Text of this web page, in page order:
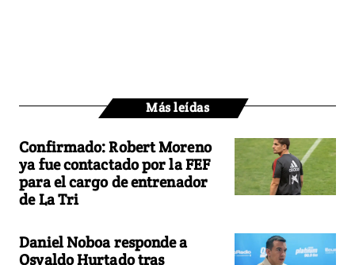
Más leídas
Confirmado: Robert Moreno
ya fue contactado por la FEF
para el cargo de entrenador
de La Tri
Daniel Noboa responde a
Osvaldo Hurtado tras